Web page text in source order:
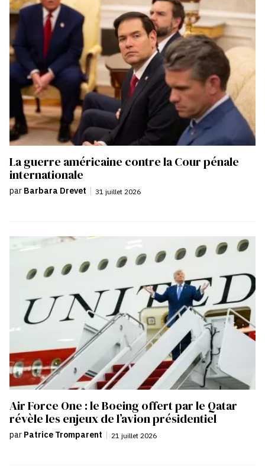
La guerre américaine contre la Cour pénale
internationale
par Barbara Drevet 31 juillet 2026
Air Force One : le Boeing offert par le Qatar
révèle les enjeux de l’avion présidentiel
par Patrice Tromparent | 21 juillet 2026